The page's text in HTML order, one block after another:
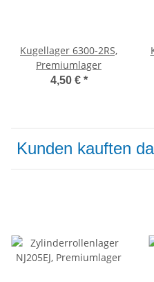
Kugellager 6300-2RS,
Premiumlager
4,50 € *
Kunden kauften